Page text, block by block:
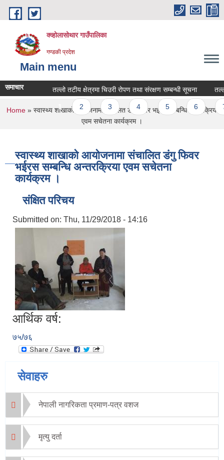
Skip to main content
क्व्होलासोथार गाउँपालिका
गण्डकी प्रदेश
Main menu
समाचार तल्लो तटीय क्षेत्रमा चिउरी रोपण तथा संरक्षण सम्बन्धी सूचना तल्लो
Pages
1 2 3 4 5 6 7
You are here
Home» स्वास्थ्य शाखाको आयोजनामा संचालित डंगु फिवर भईरस सम्बन्धि अन्तरक्रिया
एवम सचेतना कार्यक्रम ।
स्वास्थ्य शाखाको आयोजनामा संचालित डंगु फिवर
भईरस सम्बन्धि अन्तरक्रिया एवम सचेतना
कार्यक्रम ।
संक्षित परिचय
Submitted on: Thu, 11/29/2018 - 14:16
आर्थिक वर्ष:
७५/७६
सेवाहरु
नेपाली नागरिकता प्रमाण-पत्र वशज
मृत्यु दर्ता